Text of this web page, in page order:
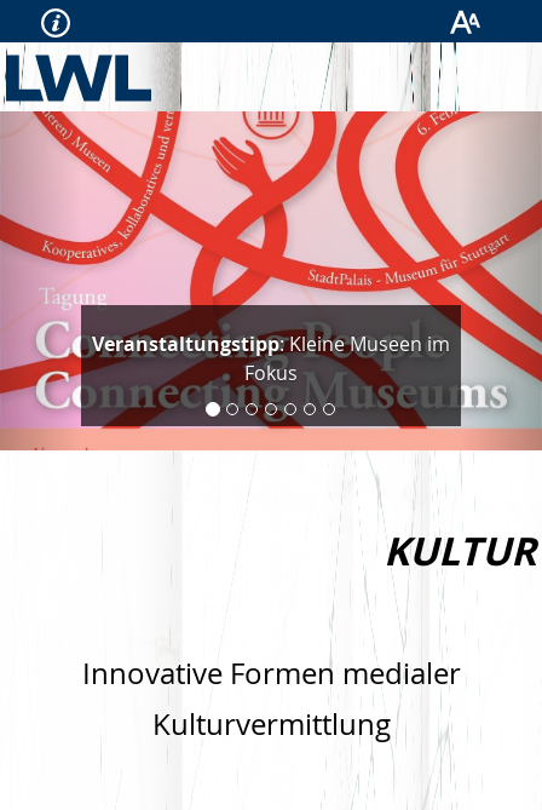
Veranstaltungstipp: Kleine Museen im
Fokus
Vorherige
KULTUR
Innovative Formen medialer
Kulturvermittlung